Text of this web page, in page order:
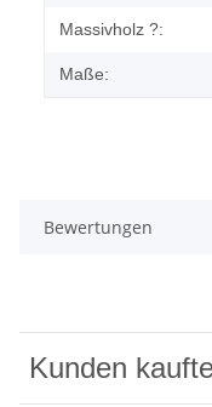
Massivholz ?:
Maße:
Bewertungen
Kunden